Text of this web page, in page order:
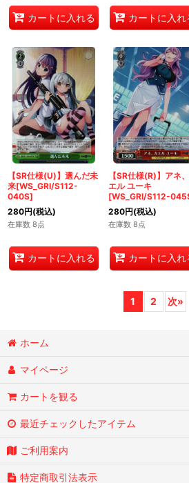
カートに入れる カートに入れ
【SR仕様(U)】選んだ未
来[WS_GRI/S112-
040S]
280円(税込)
在庫数 8点
カートに入れる
【SR仕様(R)】アネ
エル ユーキ
[WS_GRI/S112-
280円(税込)
在庫数 8点
カートに入れ
1 2 次»
ホーム
マイページ
カートを観る
最近チェックしたアイテム
ご利用案内
特定商取引法表示